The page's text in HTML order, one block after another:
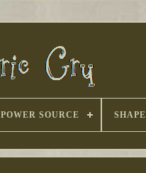
POWER SOURCE SHAPE